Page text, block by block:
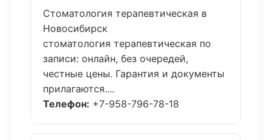
Стоматология терапевтическая в
Новосибирск
стоматология терапевтическая по
записи: онлайн, без очередей,
честные цены. Гарантия и документы
прилагаются....
Телефон: +7-958-796-78-18